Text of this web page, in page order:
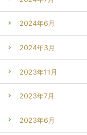
2024年6月
2024年3月
2023年11月
2023年7月
2023年6月